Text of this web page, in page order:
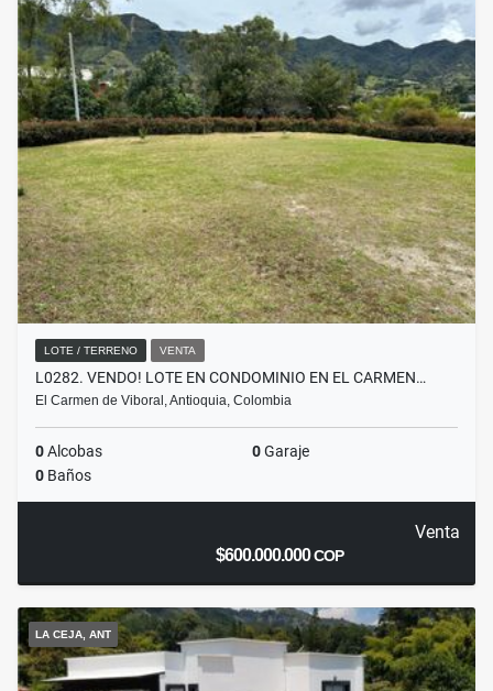
LOTE / TERRENO VENTA
L0282. VENDO! LOTE EN CONDOMINIO EN EL CARMEN…
El Carmen de Viboral, Antioquia, Colombia
0Alcobas 0Garaje
0 Baños
Venta
$600.000.000COP
LA CEJA, ANT